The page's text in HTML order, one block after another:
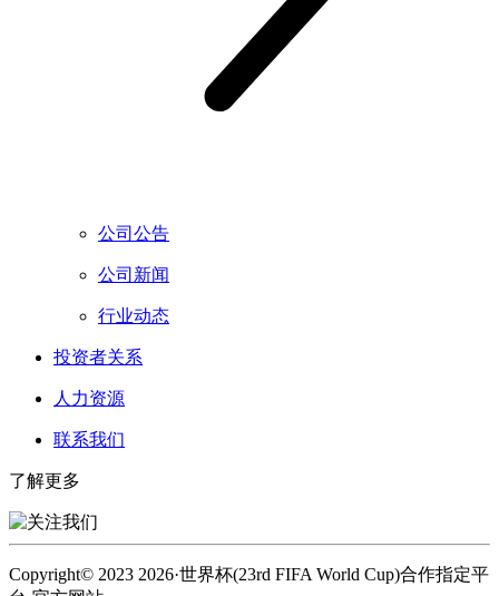
公司公告
公司新闻
行业动态
投资者关系
人力资源
联系我们
了解更多
Copyright© 2023 2026·世界杯(23rd FIFA World Cup)合作指定平